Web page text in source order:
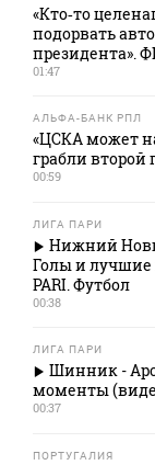
«Кто‑то
подорвать
президента».
01:47
АЛЬФА-БАНК РПЛ
«ЦСКА может
грабли второй
00:59
ЛИГА ПАРИ
Нижний
Голы и
PARI. Футбол
00:38
ЛИГА ПАРИ
Шинник -
моменты
00:37
ПОРТУГАЛИЯ